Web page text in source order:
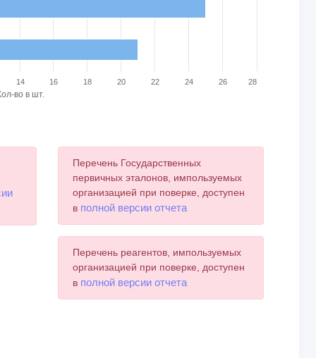
во в шт.
14 16 18 20 22 24 26 28
Перечень Государственных
первичных эталонов, импользуемых
организацией при поверке, доступен
в полной версии отчета
Перечень реагентов, импользуемых
организацией при поверке, доступен
в полной версии отчета